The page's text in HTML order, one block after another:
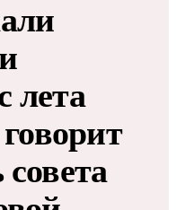
лета
совета